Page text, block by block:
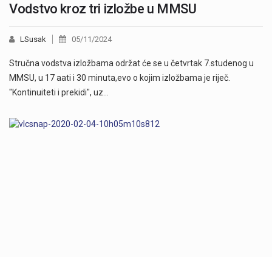
Vodstvo kroz tri izložbe u MMSU
LSusak 05/11/2024
Stručna vodstva izložbama održat će se u četvrtak 7.studenog u
MMSU, u 17 aati i 30 minuta,evo o kojim izložbama je riječ.
"Kontinuiteti i prekidi", uz…